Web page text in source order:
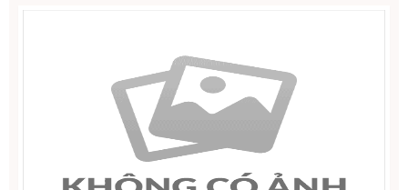
Việt Nam trong ASEAN
Diễn đàn Pháp luật ASEAN 2026: Thúc đẩy ứng dụng
AI trong xây dựng và thi hành pháp luật
Chuẩn hóa quy trình, nâng cao chất lượng chương
trình và giáo trình giáo dục đại học